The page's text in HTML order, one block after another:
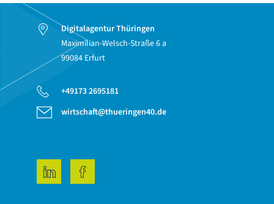
Digitalagentur Thüringen
Maximilian-Welsch-Straße 6 a
99084 Erfurt
+49173 2695181
wirtschaft@thueringen40.de
LinkedInFacebook